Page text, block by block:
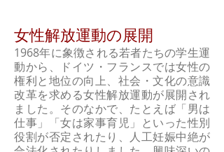
女性解放運動の展開
1968年に象徴される若者たちの学生運
動から、ドイツ・フランスでは女性の
権利と地位の向上、社会・文化の意識
改革を求める女性解放運動が展開され
ました。そのなかで、たとえば「男は
仕事」「女は家事育児」といった性別
役割が否定されたり、人工妊娠中絶が